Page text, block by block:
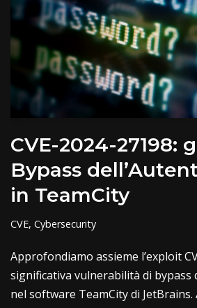
CVE-2024-27198:
Bypass
in TeamCity
CVE, Cybersecurity
Approfondiamo assieme l’exploit
significativa vulnerabilità di bypass
nel software TeamCity di JetBrains.